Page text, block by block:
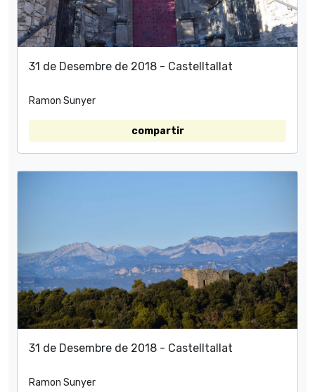
31 de Desembre de 2018 - Castelltallat
Ramon Sunyer
compartir
31 de Desembre de 2018 - Castelltallat
Ramon Sunyer